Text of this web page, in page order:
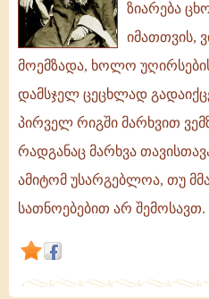
ზიარება
ცხოვრების
წყაროა
მხოლოდ
იმათთვის,
ვინც
მისთვის
ღირსებით
მოემზადა,
ხოლო
უღირსებისა
და
ზიარება
იმათთვის,
მოემზადა, ხოლო
დამსჯელ ცეცხლად
პირველ რიგში მარხვით
რადგანაც მარხვა
ამიტომ უსარგებლოა, თუ
სათნოებებით არ შემოსავთ.